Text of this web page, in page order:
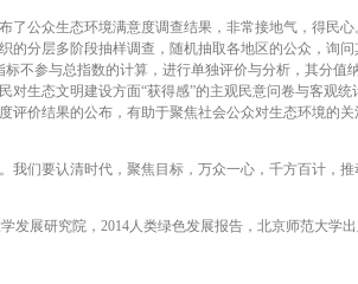
公众生态环境满意度调查结果，非常接地气，得民
的分层多阶段抽样调查，随机抽取各地区的公众，询
不参与总指数的计算，进行单独评价与分析，其分
生态文明建设方面“获得感”的主观民意问卷与客观
评价结果的公布，有助于聚焦社会公众对生态环境的
们要认清时代，聚焦目标，万众一心，千方百计，
研究院，2014人类绿色发展报告，北京师范大学出